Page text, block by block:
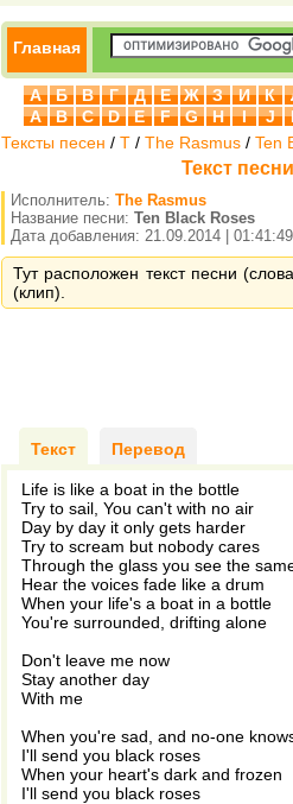
Главная
А Б В Г Д Е Ж З И К
A
B C D E F G H I J
Тексты песен / T / The Rasmus / Ten
Текст
Исполнитель: The Rasmus
Название песни: Ten Black Roses
Дата добавления: 21.09.2014 | 01:41:49
Тут расположен текст песни
(клип).
Текст Перевод
Life is like a boat in the bottle
Try to sail, You can't with no air
Day by day it only gets harder
Try to scream but nobody cares
Through the glass you see the
Hear the voices fade like a drum
When your life's a boat in a bottle
You're surrounded, drifting alone
Don't leave me now
Stay another day
With me
When you're sad, and no-one
I'll send you black roses
When your heart's dark and frozen
I'll send you black roses